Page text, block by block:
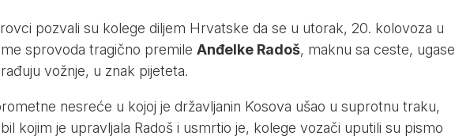
pozvali su kolege diljem Hrvatske da se u utorak, 20. kolovoza u
sprovoda tragično premile Anđelke Radoš, maknu sa ceste, ugase
vožnje, u znak pijeteta.
nesreće u kojoj je državljanin Kosova ušao u suprotnu traku,
kojim je upravljala Radoš i usmrtio je, kolege vozači uputili su pismo